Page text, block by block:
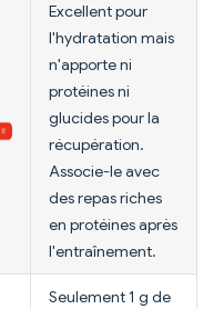
Excellent pour
l'hydratation mais
n'apporte ni
protéines ni
glucides pour la
récupération.
Associe-le avec
des repas riches
en protéines après
l'entraînement.
Seulement 1 g de